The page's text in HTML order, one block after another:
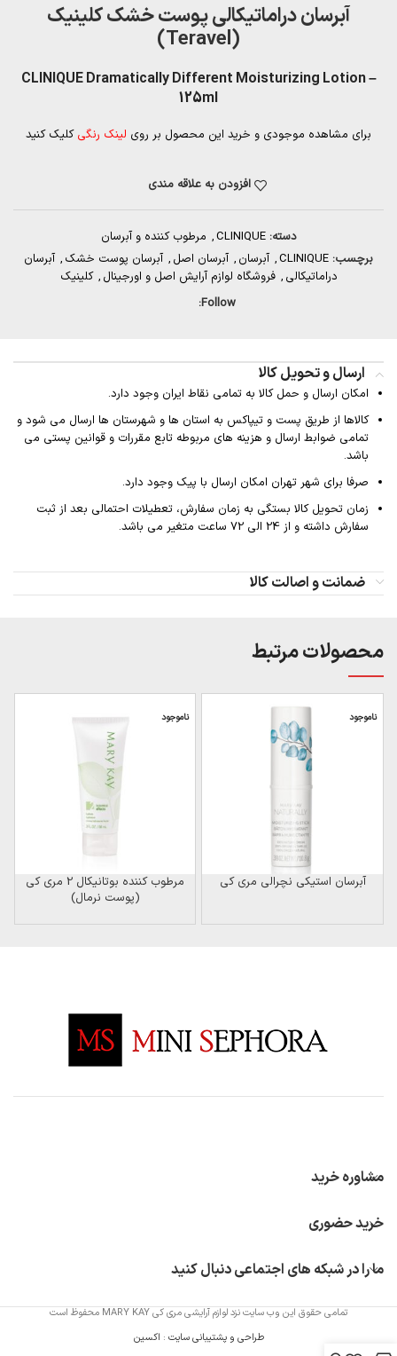
آبرسان دراماتیکالی پوست خشک کلینیک
(Teravel)
CLINIQUE Dramatically Different Moisturizing Lotion –
125ml
برای مشاهده موجودی و خرید این محصول بر روی لینک رنگی کلیک کنید
افزودن به علاقه مندی
دسته: CLINIQUE
, مرطوب کننده و آبرسان
برچسب: CLINIQUE
, آبرسان , آبرسان اصل , آبرسان پوست خشک , آبرسان
دراماتیکالی , فروشگاه لوازم آرایش اصل و اورجینال , کلینیک
Follow:
ارسال و تحویل کالا
امکان ارسال و حمل کالا به تمامی نقاط ایران وجود دارد.
کالاها از طریق پست و تیپاکس به استان ها و شهرستان ها ارسال می شود و
تمامی ضوابط ارسال و هزینه های مربوطه تابع مقررات و قوانین پستی می
باشد.
صرفا برای شهر تهران امکان ارسال با پیک وجود دارد.
زمان تحویل کالا بستگی به زمان سفارش، تعطیلات احتمالی بعد از ثبت
سفارش داشته و از 24 الی 72 ساعت متغیر می باشد.
ضمانت و اصالت کالا
محصولات مرتبط
ناموجود
آبرسان استیکی نچرالی مری کی
ناموجود
مرطوب کننده بوتانیکال 2 مری کی
(پوست نرمال)
مشاوره خرید
خرید حضوری
ما را در شبکه های اجتماعی دنبال کنید
تمامی حقوق این وب سایت نزد لوازم آرایشی مری کی MARY KAY محفوظ است
طراحی و پشتیبانی سایت : اکسین